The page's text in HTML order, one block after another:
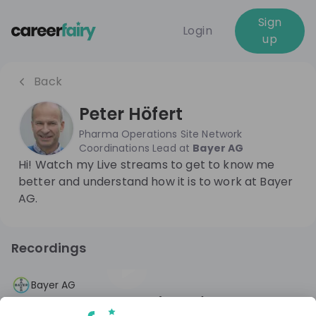
Login
Sign
up
Back
Peter Höfert
Pharma Operations Site Network
Coordinations Lead at Bayer AG
Hi! Watch my Live streams to get to know me
better and understand how it is to work at Bayer
AG.
Recordings
3 years ago
Bayer AG